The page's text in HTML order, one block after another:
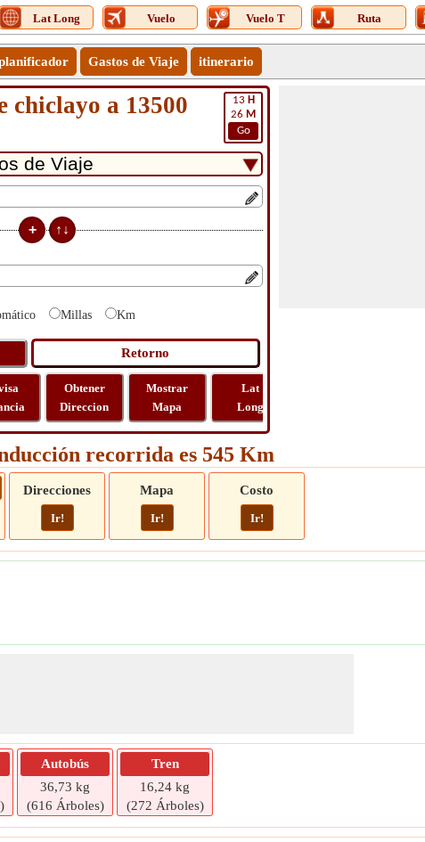
Lat Long Vuelo Vuelo T Ruta
Gastos de Viaje itinerario
13 H
26 M
Go
chiclayo a 13500
Millas Km
Obtener
Direccion
Mostrar
Mapa
Lat
Long
recorrida es 545 Km
Direcciones
Ir!
Mapa
Ir!
Costo
Ir!
Autobús
36,73 kg
(616 Árboles)
Tren
16,24 kg
(272 Árboles)